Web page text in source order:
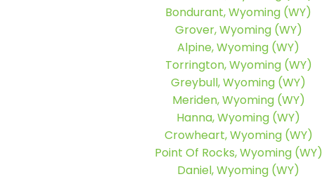
Bondurant, Wyoming (WY)
Grover, Wyoming (WY)
Alpine, Wyoming (WY)
Torrington, Wyoming (WY)
Greybull, Wyoming (WY)
Meriden, Wyoming (WY)
Hanna, Wyoming (WY)
Crowheart, Wyoming (WY)
Point Of Rocks, Wyoming (WY)
Daniel, Wyoming (WY)